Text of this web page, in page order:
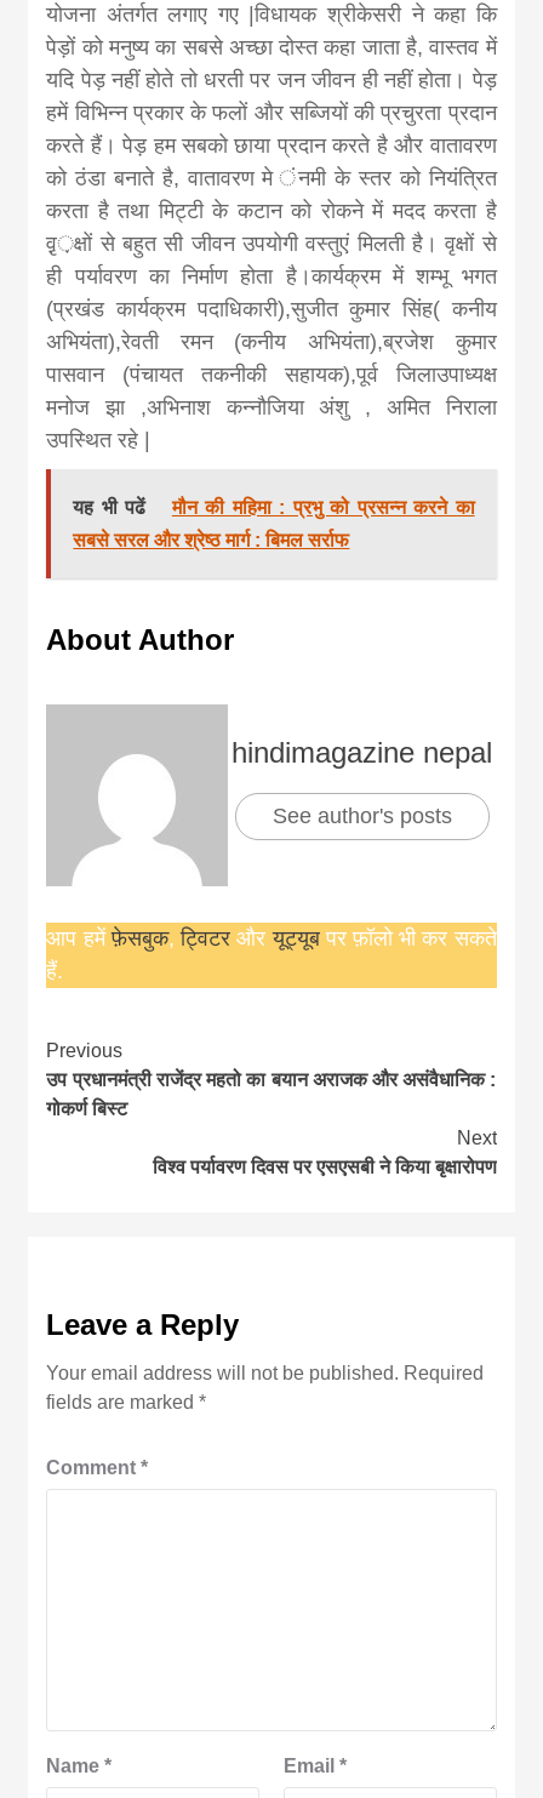
news,
khabar
योजना अंतर्गत लगाए गए |विधायक श्रीकेसरी ने कहा कि
पेड़ों को मनुष्य का सबसे अच्छा दोस्त कहा जाता है, वास्तव में
यदि पेड़ नहीं होते तो धरती पर जन जीवन ही नहीं होता। पेड़
हमें विभिन्न प्रकार के फलों और सब्जियों की प्रचुरता प्रदान
करते हैं। पेड़ हम सबको छाया प्रदान करते है और वातावरण
को ठंडा बनाते है, वातावरण मे ंनमी के स्तर को नियंत्रित
करता है तथा मिट्टी के कटान को रोकने में मदद करता है
वृ़़क्षों से बहुत सी जीवन उपयोगी वस्तुएं मिलती है। वृक्षों से
ही पर्यावरण का निर्माण होता है।कार्यक्रम में शम्भू भगत
(प्रखंड कार्यक्रम पदाधिकारी),सुजीत कुमार सिंह( कनीय
अभियंता),रेवती रमन (कनीय अभियंता),ब्रजेश कुमार
पासवान (पंचायत तकनीकी सहायक),पूर्व जिलाउपाध्यक्ष
मनोज झा ,अभिनाश कन्नौजिया अंशु , अमित निराला
उपस्थित रहे |
यह भी पढें
मौन की महिमा : प्रभु को प्रसन्न करने का
सबसे सरल और श्रेष्ठ मार्ग : बिमल सर्राफ
About Author
hindimagazine nepal
See author's posts
आप हमेंफ़ेसबुक,ट्विटरऔरयूट्यूबपर फ़ॉलो भी कर सकते
हैं.
Continue
Reading
Previous
उप प्रधानमंत्री राजेंद्र महतो का बयान अराजक और असंवैधानिक :
गोकर्ण बिस्ट
Next
विश्व पर्यावरण दिवस पर एसएसबी ने किया बृक्षारोपण
Leave a Reply
Your email address will not be published. Required
fields are marked*
Comment*
Name* Email *